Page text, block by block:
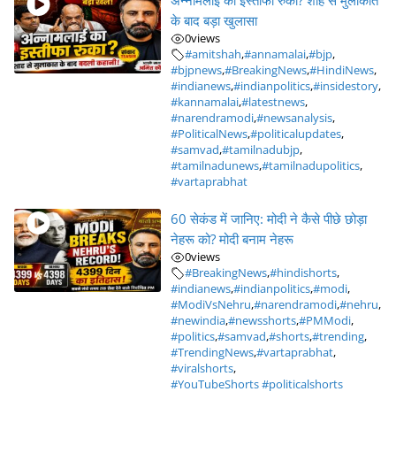
के बाद बड़ा खुलासा
0views
#amitshah,#annamalai,#bjp,
#bjpnews,#BreakingNews,#HindiNews,
#indianews,#indianpolitics,#insidestory,
#kannamalai,#latestnews,
#narendramodi,#newsanalysis,
#PoliticalNews,#politicalupdates,
#samvad,#tamilnadubjp,
#tamilnadunews,#tamilnadupolitics,
#vartaprabhat
60 सेकंड में जानिए: मोदी ने कैसे पीछे छोड़ा
नेहरू को? मोदी बनाम नेहरू
0views
#BreakingNews,#hindishorts,
#indianews,#indianpolitics,#modi,
#ModiVsNehru,#narendramodi,#nehru,
#newindia,#newsshorts,#PMModi,
#politics,#samvad,#shorts,#trending,
#TrendingNews,#vartaprabhat,
#viralshorts,
#YouTubeShorts #politicalshorts